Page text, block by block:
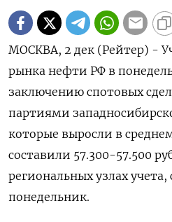
МОСКВА, 2 дек (Рейтер) -
рынка нефти РФ в
заключению спотовых
партиями
которые выросли в
составили 57.300-57.500
региональных узлах
понедельник.